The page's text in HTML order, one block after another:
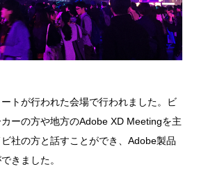
トが行われた会場で行われました。ビ
ーの方や地方のAdobe XD Meetingを主
社の方と話すことができ、Adobe製品
きました。